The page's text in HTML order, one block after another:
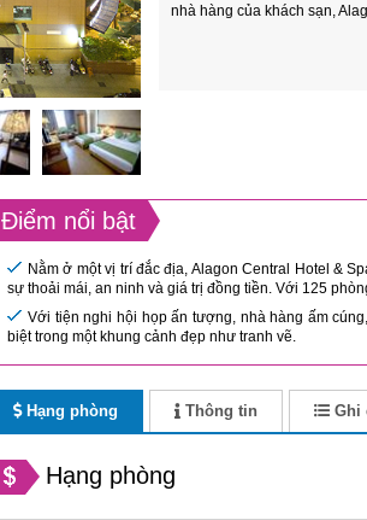
nhà hàng của khách sạn,
Điểm nổi bật
Nằm ở một vị trí đắc địa, Alagon Central Hotel &
sự thoải mái, an ninh và giá trị đồng tiền. Với 125
Với tiện nghi hội họp ấn tượng, nhà hàng ấm
biệt trong một khung cảnh đẹp như tranh vẽ.
Hạng phòng Thông tin Ghi
Hạng phòng